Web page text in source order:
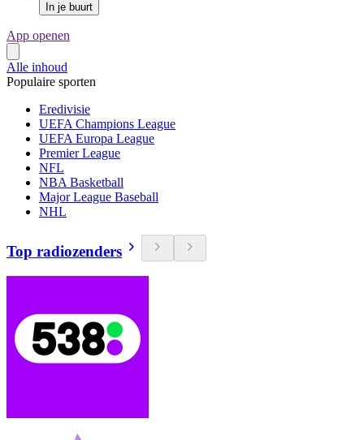
In je buurt
App openen
Alle inhoud
Populaire sporten
Eredivisie
UEFA Champions League
UEFA Europa League
Premier League
NFL
NBA Basketball
Major League Baseball
NHL
Top radiozenders